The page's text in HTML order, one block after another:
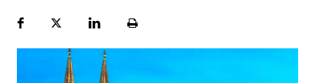
FacebookPlattformLinekdInSeite